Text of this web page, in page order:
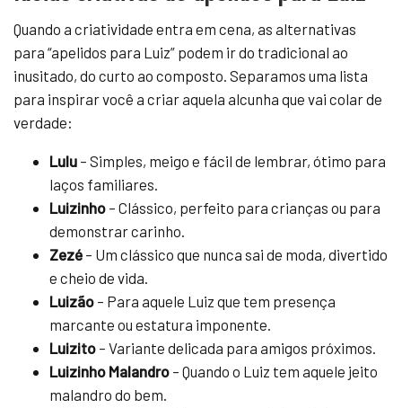
Quando a criatividade entra em cena, as alternativas
para “apelidos para Luiz” podem ir do tradicional ao
inusitado, do curto ao composto. Separamos uma lista
para inspirar você a criar aquela alcunha que vai colar de
verdade:
Lulu – Simples, meigo e fácil de lembrar, ótimo para
laços familiares.
Luizinho – Clássico, perfeito para crianças ou para
demonstrar carinho.
Zezé – Um clássico que nunca sai de moda, divertido
e cheio de vida.
Luizão – Para aquele Luiz que tem presença
marcante ou estatura imponente.
Luizito – Variante delicada para amigos próximos.
Luizinho Malandro – Quando o Luiz tem aquele jeito
malandro do bem.